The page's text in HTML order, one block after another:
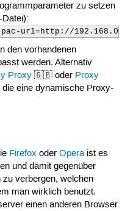
zu setzen
pac-url=http://
den vorhandenen
werden. Alternativ
Proxy🇬🇧 oder Proxy
eine dynamische Proxy-
Firefox oder Operaist es
und damit gegenüber
verbergen, welchen
man wirklich benutzt.
einen anderen Browser